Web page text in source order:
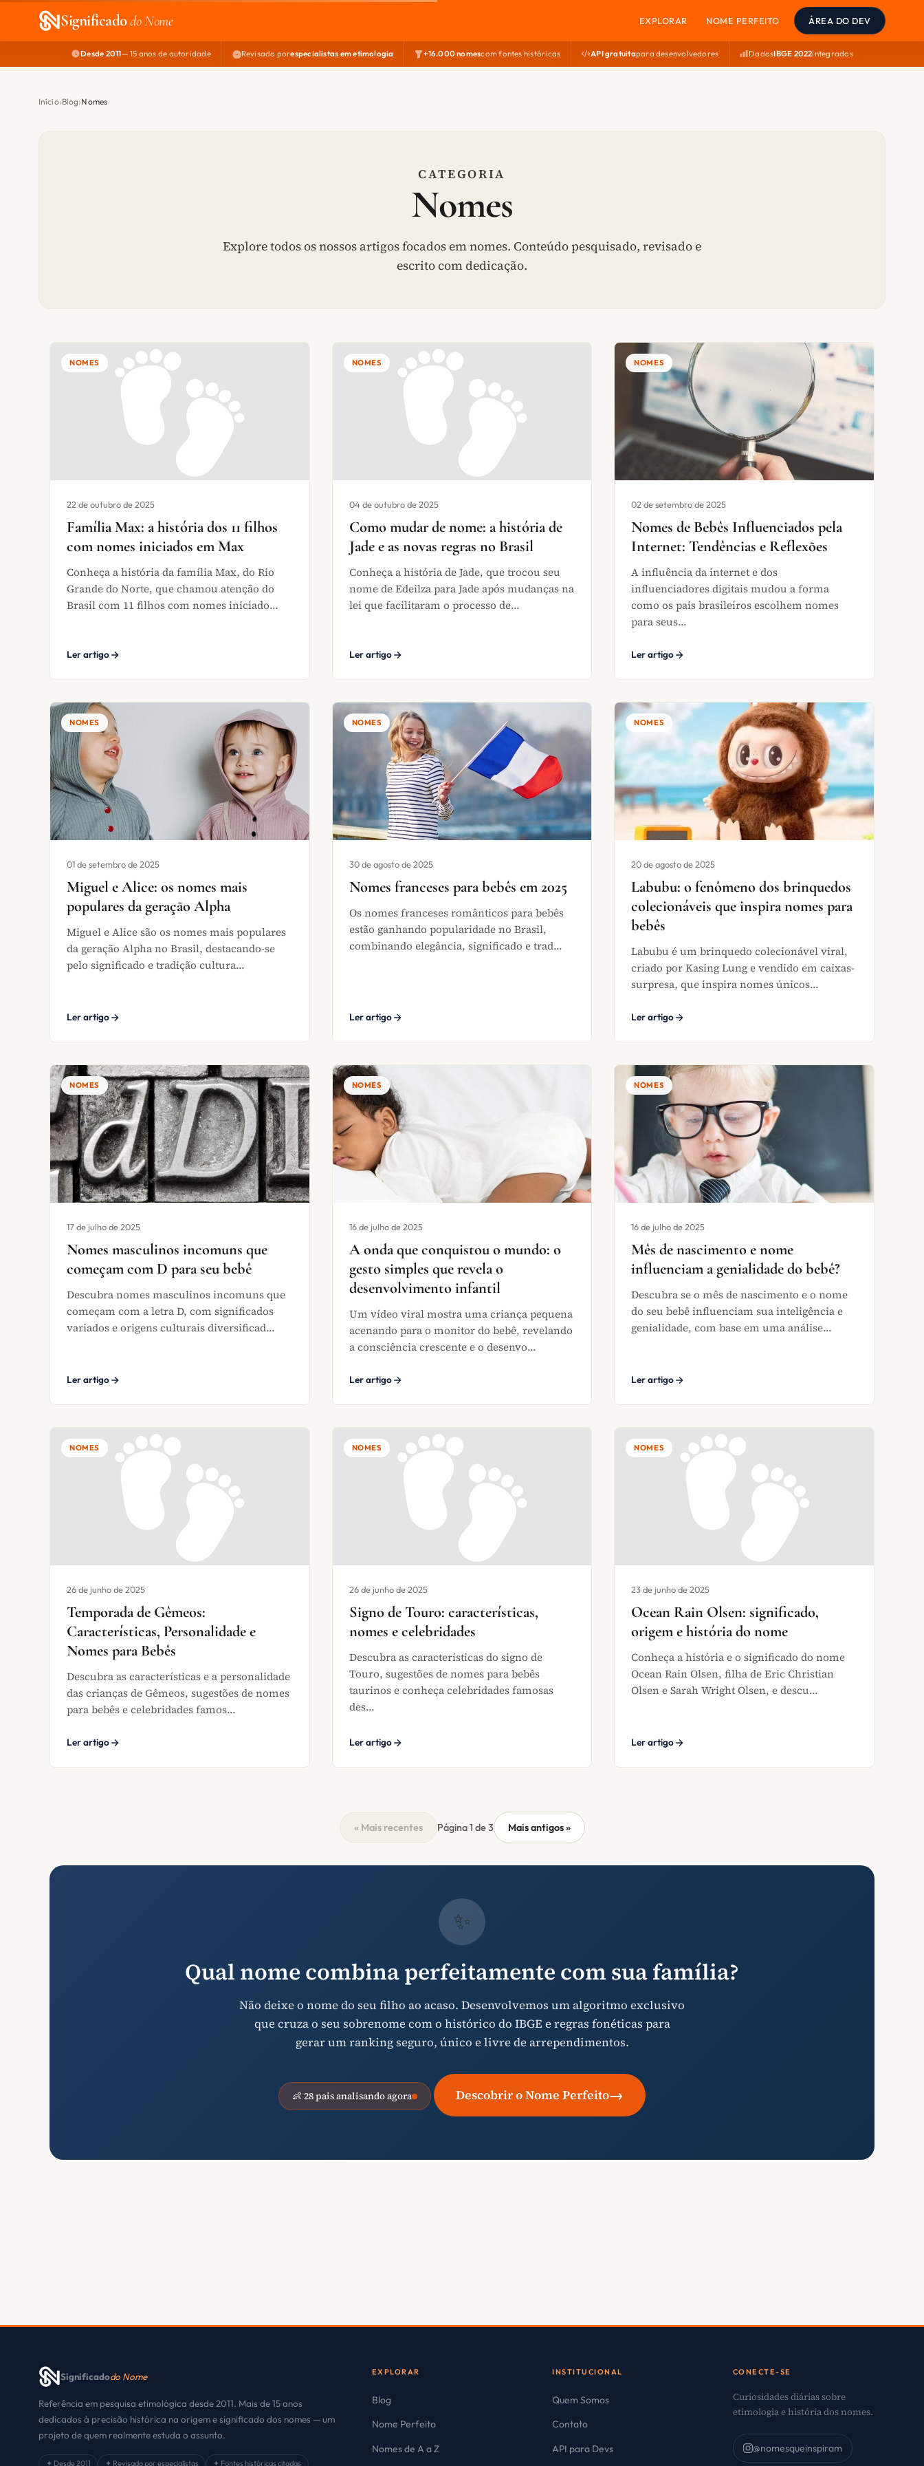
Significadodo Nome EXPLORAR NOME PERFEITO ÁREA DO DEV
Desde 2011— 15 anos de autoridade Revisado porespecialistas em etimologia +16.000 nomescom fontes históricas API gratuitapara desenvolvedores DadosIBGE 2022integrados
Início Blog Nomes
CATEGORIA
Nomes
Explore todos os nossos artigos focados em nomes. Conteúdo pesquisado, revisado e
escrito com dedicação.
NOMES
22 de outubro de 2025
Família Max: a história dos 11 filhos
com nomes iniciados em Max
Conheça a história da família Max, do Rio
Grande do Norte, que chamou atenção do
Brasil com 11 filhos com nomes iniciado...
Ler artigo
NOMES
04 de outubro de 2025
Como mudar de nome: a história de
Jade e as novas regras no Brasil
Conheça a história de Jade, que trocou seu
nome de Edeilza para Jade após mudanças na
lei que facilitaram o processo de...
Ler artigo
NOMES
02 de setembro de 2025
Nomes de Bebês Influenciados pela
Internet: Tendências e Reflexões
A influência da internet e dos
influenciadores digitais mudou a forma
como os pais brasileiros escolhem nomes
para seus...
Ler artigo
NOMES
01 de setembro de 2025
Miguel e Alice: os nomes mais
populares da geração Alpha
Miguel e Alice são os nomes mais populares
da geração Alpha no Brasil, destacando-se
pelo significado e tradição cultura...
Ler artigo
NOMES
30 de agosto de 2025
Nomes franceses para bebês em 2025
Os nomes franceses românticos para bebês
estão ganhando popularidade no Brasil,
combinando elegância, significado e trad...
Ler artigo
NOMES
20 de agosto de 2025
Labubu: o fenômeno dos brinquedos
colecionáveis que inspira nomes para
bebês
Labubu é um brinquedo colecionável viral,
criado por Kasing Lung e vendido em caixas-
surpresa, que inspira nomes únicos...
Ler artigo
NOMES
17 de julho de 2025
Nomes masculinos incomuns que
começam com D para seu bebê
Descubra nomes masculinos incomuns que
começam com a letra D, com significados
variados e origens culturais diversificad...
Ler artigo
NOMES
16 de julho de 2025
A onda que conquistou o mundo: o
gesto simples que revela o
desenvolvimento infantil
Um vídeo viral mostra uma criança pequena
acenando para o monitor do bebê, revelando
a consciência crescente e o desenvo...
Ler artigo
NOMES
16 de julho de 2025
Mês de nascimento e nome
influenciam a genialidade do bebê?
Descubra se o mês de nascimento e o nome
do seu bebê influenciam sua inteligência e
genialidade, com base em uma análise...
Ler artigo
NOMES
26 de junho de 2025
Temporada de Gêmeos:
Características, Personalidade e
Nomes para Bebês
Descubra as características e a personalidade
das crianças de Gêmeos, sugestões de nomes
para bebês e celebridades famos...
Ler artigo
NOMES
26 de junho de 2025
Signo de Touro: características,
nomes e celebridades
Descubra as características do signo de
Touro, sugestões de nomes para bebês
taurinos e conheça celebridades famosas
des...
Ler artigo
NOMES
23 de junho de 2025
Ocean Rain Olsen: significado,
origem e história do nome
Conheça a história e o significado do nome
Ocean Rain Olsen, filha de Eric Christian
Olsen e Sarah Wright Olsen, e descu...
Ler artigo
« Mais recentes Página 1 de 3 Mais antigos »
✨
Qual nome combina perfeitamente com sua família?
Não deixe o nome do seu filho ao acaso. Desenvolvemos um algoritmo exclusivo
que cruza o seu sobrenome com o histórico do IBGE e regras fonéticas para
gerar um ranking seguro, único e livre de arrependimentos.
👶 28 pais analisando agora Descobrir o Nome Perfeito→
Significadodo Nome
Referência em pesquisa etimológica desde 2011. Mais de 15 anos
dedicados à precisão histórica na origem e significado dos nomes — um
projeto de quem realmente estuda o assunto.
✦ Desde 2011 ✦ Revisado por especialistas ✦ Fontes históricas citadas
EXPLORAR
Blog
Nome Perfeito
Nomes de A a Z
INSTITUCIONAL
Quem Somos
Contato
API para Devs
CONECTE-SE
Curiosidades diárias sobre
etimologia e história dos nomes.
@nomesqueinspiram